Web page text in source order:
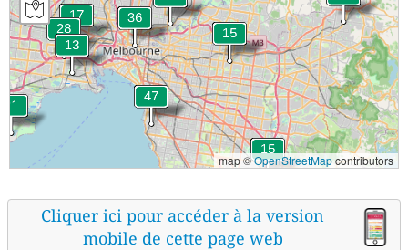
map ©OpenStreetMapcontributors
Cliquer ici pour accéder à la version
mobile de cette page web